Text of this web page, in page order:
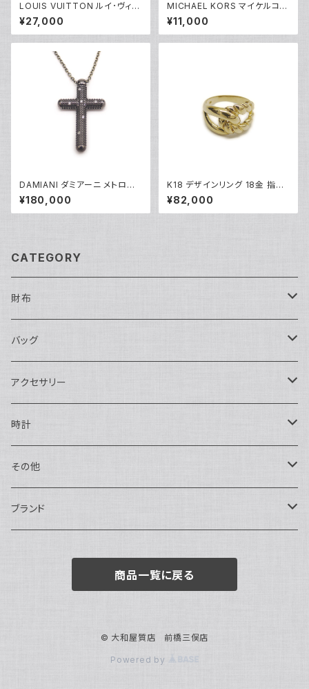
LOUIS VUITTON ルイ･ヴィト
ン オーガナイザードゥポッシュ
モノグラム カードケース M6117
1 Y04465
¥27,000
MICHAEL KORS マイケルコー
ス クォーツ クロノグラフ 腕時計
銀文字盤 MK5955 Y05269
¥11,000
DAMIANI ダミアーニ メトロポ
リタンドリーム 6Pダイヤモンド
ネックレス K18WG 18金 アズ
キチェーン Y05255
¥180,000
K18 デザインリング 18金 指輪
9号 Y05273
¥82,000
CATEGORY
財布
長財布
二つ折り
バッグ
ショルダーバッグ・ボディバッグ
ハンドバッグ・ポーチ
トートバッグ
バックパック・リュックサック
ボストンバッグ
アクセサリー
ネックレス
指輪
ピアス・イヤリング
チャーム・キーホルダー
時計
アナログ・機械式
アナログ・クォーツ
その他
ペン・万年筆
ブランド
BOTTEGA VENETA
商品一覧に戻る
© 大和屋質店 前橋三俣店
Powered by